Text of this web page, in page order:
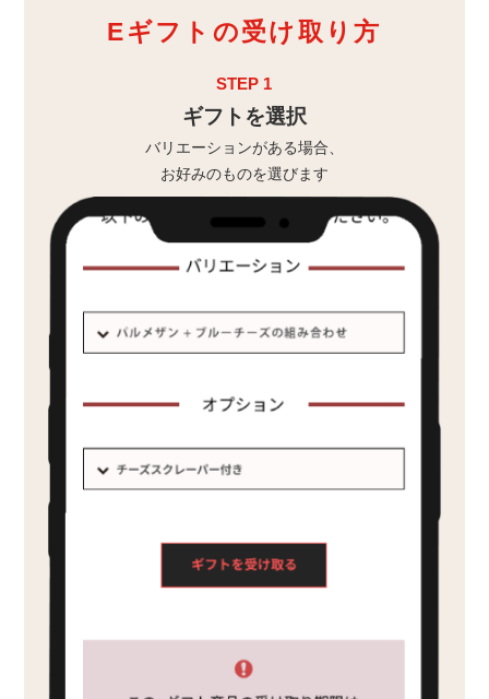
Eギフトの受け取り方
STEP 1
ギフトを選択
バリエーションがある場合、
お好みのものを選びます